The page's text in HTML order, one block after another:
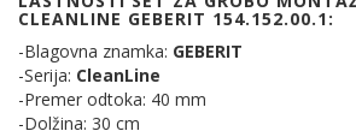
CLEANLINE GEBERIT 154.152.00.1:
-Blagovna znamka: GEBERIT
-Serija: CleanLine
-Premer odtoka: 40 mm
-Dolžina: 30 cm